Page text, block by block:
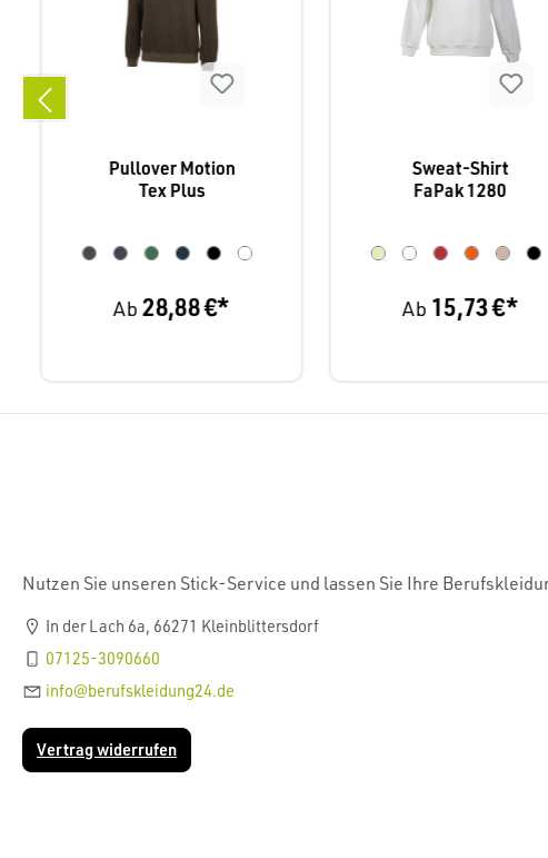
Pullover Motion
Tex Plus
Ab28,88 €*
Sweat-Shirt
FaPak 1280
Ab 15,73 €*
Nutzen Sie unseren Stick-Service und lassen Sie Ihre
In der Lach 6a, 66271 Kleinblittersdorf
07125-3090660
info@berufskleidung24.de
Vertrag widerrufen